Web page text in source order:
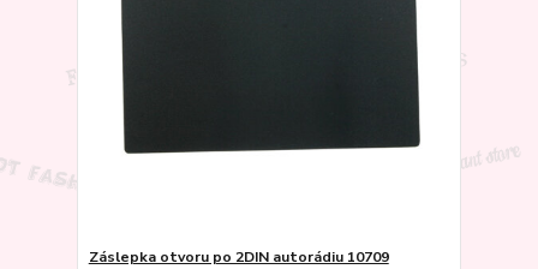
Záslepka otvoru po 2DIN autorádiu 10709